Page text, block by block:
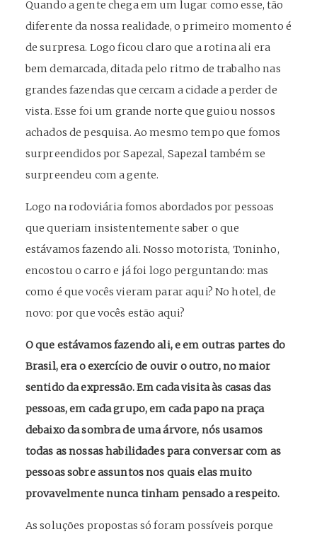
Quando a gente chega em um lugar como esse, tão
diferente da nossa realidade, o primeiro momento é
de surpresa. Logo ficou claro que a rotina ali era
bem demarcada, ditada pelo ritmo de trabalho nas
grandes fazendas que cercam a cidade a perder de
vista. Esse foi um grande norte que guiou nossos
achados de pesquisa. Ao mesmo tempo que fomos
surpreendidos por Sapezal, Sapezal também se
surpreendeu com a gente.
Logo na rodoviária fomos abordados por pessoas
que queriam insistentemente saber o que
estávamos fazendo ali. Nosso motorista, Toninho,
encostou o carro e já foi logo perguntando: mas
como é que vocês vieram parar aqui? No hotel, de
novo: por que vocês estão aqui?
O que estávamos fazendo ali, e em outras partes do
Brasil, era o exercício de ouvir o outro, no maior
sentido da expressão. Em cada visita às casas das
pessoas, em cada grupo, em cada papo na praça
debaixo da sombra de uma árvore, nós usamos
todas as nossas habilidades para conversar com as
pessoas sobre assuntos nos quais elas muito
provavelmente nunca tinham pensado a respeito.
As soluções propostas só foram possíveis porque